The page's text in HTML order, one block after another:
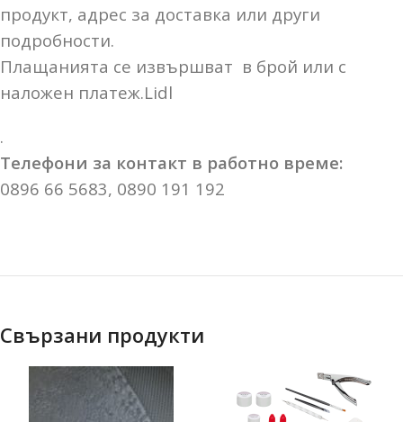
продукт, адрес за доставка или други
подробности.
Плащанията се извършват в брой или с
наложен платеж.Lidl
.
Телефони за контакт в работно време:
0896 66 5683, 0890 191 192
Свързани продукти